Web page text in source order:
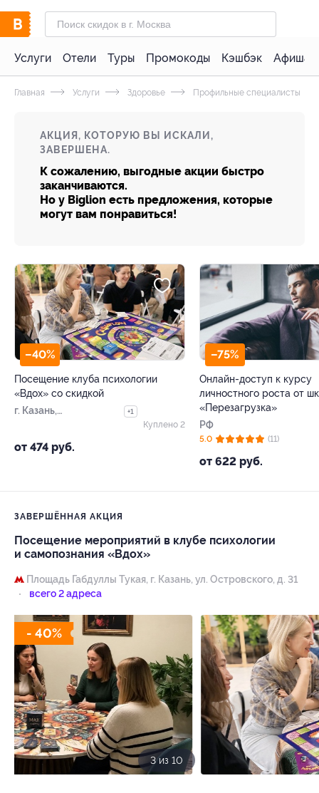
Услуги Отели Туры Промокоды Кэшбэк Афиша
Главная Услуги Здоровье Профильные специалисты
АКЦИЯ, КОТОРУЮ ВЫ ИСКАЛИ,
ЗАВЕРШЕНА.
К сожалению, выгодные акции быстро
заканчиваются.
Но у Biglion есть предложения, которые
могут вам понравиться!
–40%
Посещение клуба психологии
«Вдох» со скидкой
г. Казань,
+1
от 474 руб.
Куплено 2
–75%
Онлайн-доступ к курсу
личностного роста от
«Перезагрузка»
РФ
от 622 руб.
5.0 (11)
ЗАВЕРШЁННАЯ АКЦИЯ
Посещение мероприятий в клубе психологии
и самопознания «Вдох»
Площадь Габдуллы Тукая, г. Казань, ул. Островского, д. 31
всего 2 адреса
- 40%
3 из 10